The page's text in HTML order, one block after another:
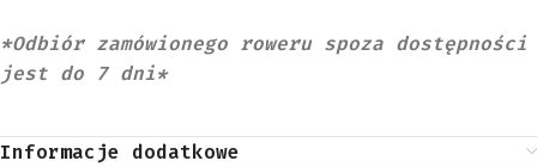
*Odbiór zamówionego roweru spoza dostępności
jest do 7 dni*
Informacje dodatkowe